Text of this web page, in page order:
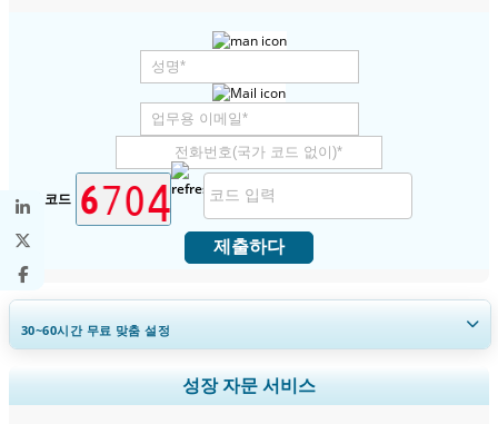
보안 코드
제출하다
30~60시간무료 맞춤 설정
지역 및 국가 범위 확장, 세그먼트 분석, 기업 프로필, 경쟁 벤치마킹, 및 최
종 사용자 인사이트.
성장 자문 서비스